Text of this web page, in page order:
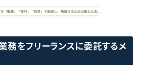
務をフリーランスに委託するメ